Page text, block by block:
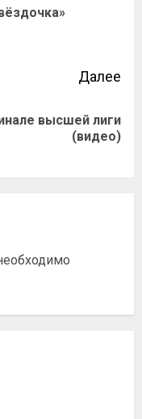
Далее
высшей лиги
(видео)